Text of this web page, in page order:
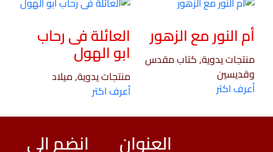
أم النور مع الزهور
منتجات يدوية, كتاب مقدس
وقديسين
أعرف اكتر
العائلة فى رحاب
ابو الهول
منتجات يدوية, ميلاد
أعرف اكتر
العنوان انضم الي